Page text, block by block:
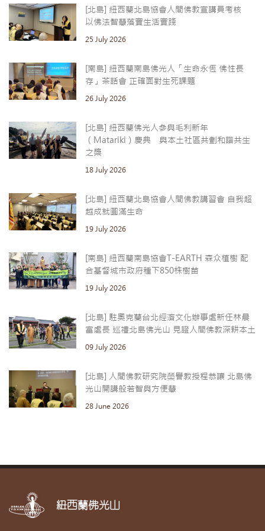
[北島] 紐西蘭北島協會人間佛教宣講員考核
以佛法智慧落實生活實踐
25 July 2026
[南島] 紐西蘭南島佛光人「生命永恆 佛性長
存」茶話會 正確面對生死課題
26 July 2026
[北島] 紐西蘭佛光人參與毛利新年
（Matariki）慶典 與本土社區共劃和諧共生
之槳
18 July 2026
[北島] 紐西蘭北島協會人間佛教講習會 自我超
越成就圓滿生命
19 July 2026
[南島] 紐西蘭南島協會T-EARTH 森众植樹 配
合基督城市政府種下850株樹苗
19 July 2026
[北島] 駐奧克蘭台北經濟文化辦事處新任林晨
富處長 巡禮北島佛光山 見證人間佛教深耕本土
09 July 2026
[北島] 人間佛教研究院榮譽教授程恭讓 北島佛
光山開講般若智與方便慧
28 June 2026
紐西蘭佛光山